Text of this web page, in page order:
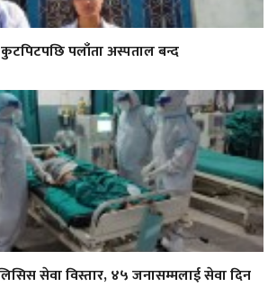
पलाँता अस्पताल बन्द
सेवा विस्तार, ४५ जनासम्मलाई सेवा दिन